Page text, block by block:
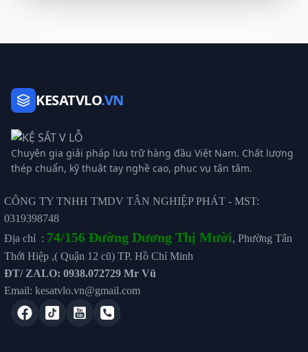
KESATVLO.VN
Chuyên gia giải pháp lưu trữ hàng đầu Việt Nam. Chất lượng
thép chuẩn, kỹ thuật tay nghề cao, phục vụ tận tâm.
CÔNG TY TNHH TMDV TÂN NGHIỆP PHÁT - MST:
0319398748
Địa chỉ : 74/156 Đường Dương Thị Mười, Phường Tân
Thới Hiệp ,( Quận 12 cũ) TP. Hồ Chí Minh
ĐT/ ZALO: 0938.072729 Mr Vũ
Email: kesatvlo.vn@gmail.com